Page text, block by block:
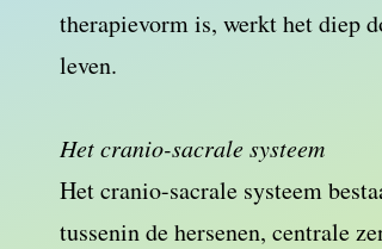
therapievorm is, werkt het diep
leven.
Het cranio-sacrale systeem
Het cranio-sacrale systeem
tussenin de hersenen, centrale